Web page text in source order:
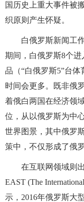
国历史上重大事件被
织原则产生怀疑。
白俄罗斯新闻工
期间，白俄罗斯8个
品（“白俄罗斯5”台
时间会更多。既非俄
着俄白两国在经济领
位，从以俄罗斯为中
世界图景，其中俄罗
策中，不仅形成了俄
在互联网领域则
EAST (The
示，2016年俄罗斯大